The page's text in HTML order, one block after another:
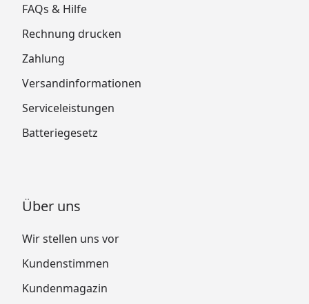
FAQs & Hilfe
Rechnung drucken
Zahlung
Versandinformationen
Serviceleistungen
Batteriegesetz
Über uns
Wir stellen uns vor
Kundenstimmen
Kundenmagazin